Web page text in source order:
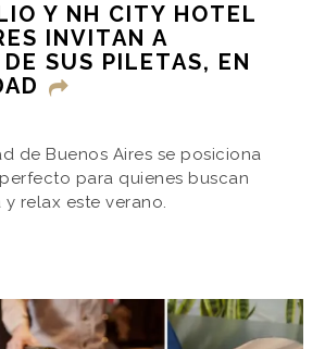
Y NH CITY HOTEL
INVITAN A
SUS PILETAS, EN
de Buenos Aires se posiciona
para quienes buscan
relax este verano.